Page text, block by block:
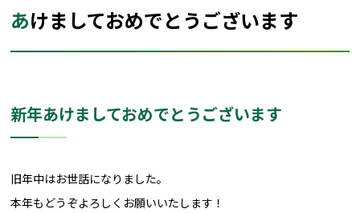
あけましておめでとうございます
新年あけましておめでとうございます
旧年中はお世話になりました。
本年もどうぞよろしくお願いいたします！